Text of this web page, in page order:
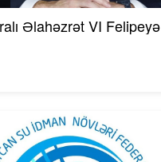
Əlahəzrət VI Felipeyə